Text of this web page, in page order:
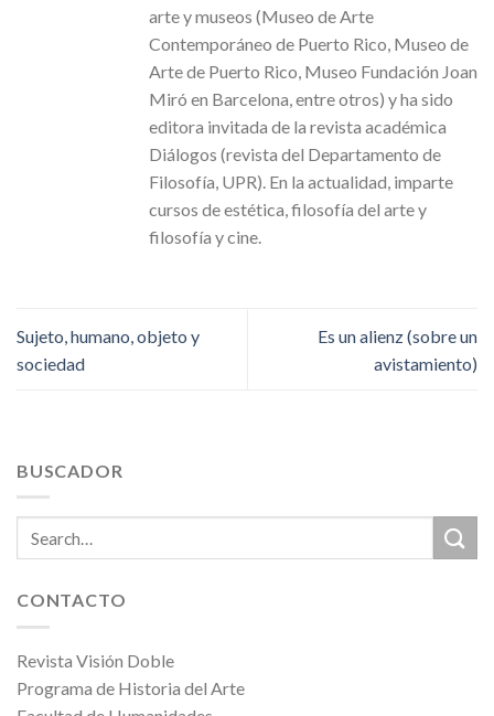
arte y museos (Museo de Arte
Contemporáneo de Puerto Rico, Museo de
Arte de Puerto Rico, Museo Fundación Joan
Miró en Barcelona, ​​entre otros) y ha sido
editora invitada de la revista académica
Diálogos (revista del Departamento de
Filosofía, UPR). En la actualidad, imparte
cursos de estética, filosofía del arte y
filosofía y cine.
Sujeto, humano, objeto y
sociedad
Es un alienz (sobre un
avistamiento)
BUSCADOR
CONTACTO
Revista Visión Doble
Programa de Historia del Arte